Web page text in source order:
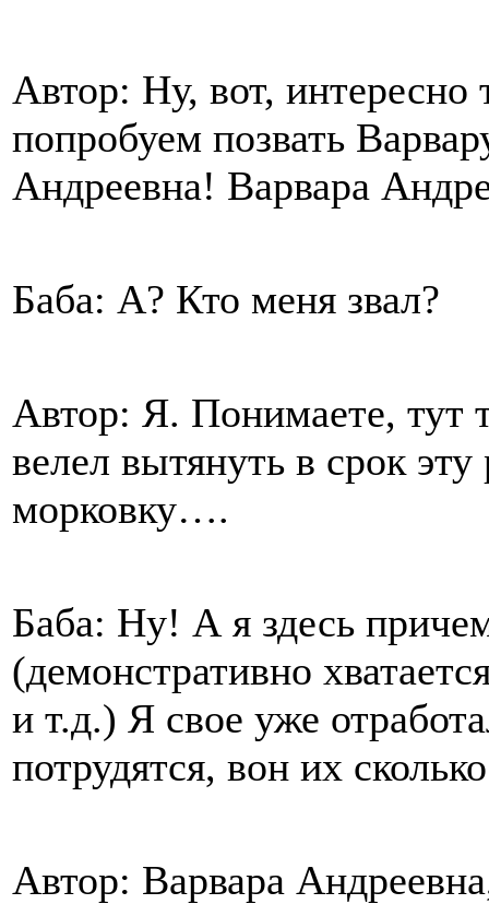
Автор: Ну, вот, интересно
попробуем позвать
Андреевна! Варвара
Баба: А? Кто меня звал?
Автор: Я. Понимаете, тут
велел вытянуть в срок
морковку….
Баба: Ну! А я здесь
(демонстративно
и т.д.) Я свое уже
потрудятся, вон их
Автор: Варвара